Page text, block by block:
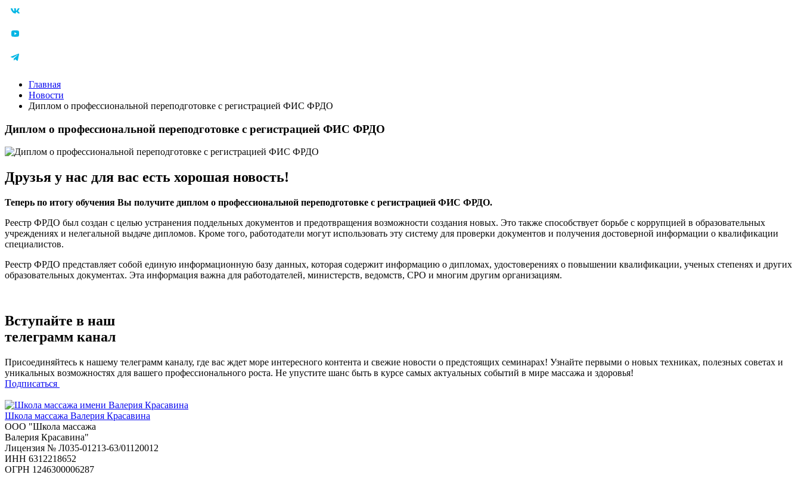
Главная
Новости
Диплом о профессиональной переподготовке с регистрацией ФИС ФРДО
Диплом о профессиональной переподготовке с регистрацией ФИС ФРДО
Друзья у нас для вас есть хорошая новость!
Теперь по итогу обучения Вы получите диплом о профессиональной переподготовке с регистрацией ФИС ФРДО.
Реестр ФРДО был создан с целью устранения поддельных документов и предотвращения возможности создания новых. Это также способствует борьбе с коррупцией в образовательных
учреждениях и нелегальной выдаче дипломов. Кроме того, работодатели могут использовать эту систему для проверки документов и получения достоверной информации о квалификации
специалистов.
Реестр ФРДО представляет собой единую информационную базу данных, которая содержит информацию о дипломах, удостоверениях о повышении квалификации, ученых степенях и других
образовательных документах. Эта информация важна для работодателей, министерств, ведомств, СРО и многим другим организациям.
Вступайте в наш
телеграмм канал
Присоединяйтесь к нашему телеграмм каналу, где вас ждет море интересного контента и свежие новости о предстоящих семинарах! Узнайте первыми о новых техниках, полезных советах и
уникальных возможностях для вашего профессионального роста. Не упустите шанс быть в курсе самых актуальных событий в мире массажа и здоровья!
Подписаться
Школа массажа Валерия Красавина
ООО "Школа массажа
Валерия Красавина"
Лицензия № Л035-01213-63/01120012
ИНН 6312218652
ОГРН 1246300006287